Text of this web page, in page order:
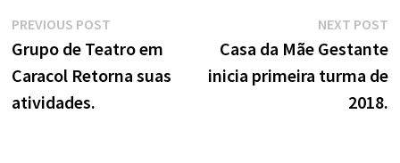
Navegação
de
Post
PREVIOUS POSTPrevious
post:
Grupo de Teatro em
Caracol Retorna suas
atividades.
NEXT POST
Casa da Mãe Gestante
inicia primeira turma de
2018.